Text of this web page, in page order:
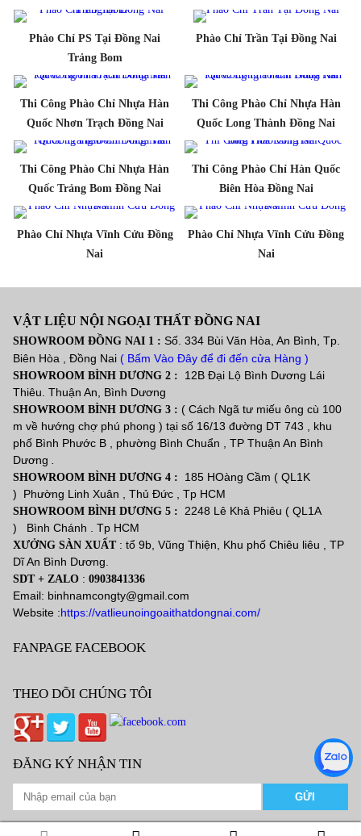
Phào Chỉ PS Tại Đồng Nai
Trảng Bom
Phào Chỉ Trần Tại Đồng Nai
Thi Công Phào Chỉ Nhựa Hàn
Quốc Nhơn Trạch Đồng Nai
Thi Công Phào Chỉ Nhựa Hàn
Quốc Long Thành Đồng Nai
Thi Công Phào Chỉ Nhựa Hàn
Quốc Trảng Bom Đồng Nai
Thi Công Phào Chỉ Hàn Quốc
Biên Hòa Đồng Nai
Phào Chỉ Nhựa Vĩnh Cửu Đồng
Nai
Phào Chỉ Nhựa Vĩnh Cửu Đồng
Nai
VẬT LIỆU NỘI NGOẠI THẤT ĐỒNG NAI
SHOWROOM ĐỒNG NAI 1 :Số. 334 Bùi Văn Hòa, An Bình, Tp.
Biên Hòa , Đồng Nai ( Bấm Vào Đây để đi đến cửa Hàng )
SHOWROOM BÌNH DƯƠNG 2 :
12B Đại Lộ Bình Dương Lái
Thiêu. Thuận An, Bình Dương
SHOWROOM BÌNH DƯƠNG 3 : ( Cách Ngã tư miếu ông cù 100
m về hướng chợ phú phong ) tại số 16/13 đường DT 743 , khu
phố Bình Phước B , phường Bình Chuẩn , TP Thuận An Bình
Dương
SHOWROOM BÌNH DƯƠNG 4 :
185 HOàng Cầm ( QL1K
) Phường Linh Xuân , Thủ Đức , Tp HCM
SHOWROOM BÌNH DƯƠNG 5 :
2248 Lê Khả Phiêu ( QL1A
) Bình Chánh . Tp HCM
XƯỞNG SÀN XUẤT: tổ 9b, Vũng Thiện, Khu phố Chiêu liêu , TP
Dĩ An Bình Dương.
SDT + ZALO :0903841336
Email: binhnamcongty@gmail.com
Website :https://vatlieunoingoaithatdongnai.com/
FANPAGE FACEBOOK
THEO DÕI CHÚNG TÔI
ĐĂNG KÝ NHẬN TIN